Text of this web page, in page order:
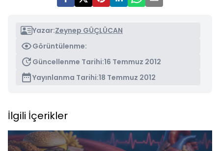
Yazar:Zeynep GÜÇLÜCAN
Görüntülenme:
Güncellenme Tarihi:16 Temmuz 2012
Yayınlanma Tarihi:18 Temmuz 2012
İlgili İçerikler